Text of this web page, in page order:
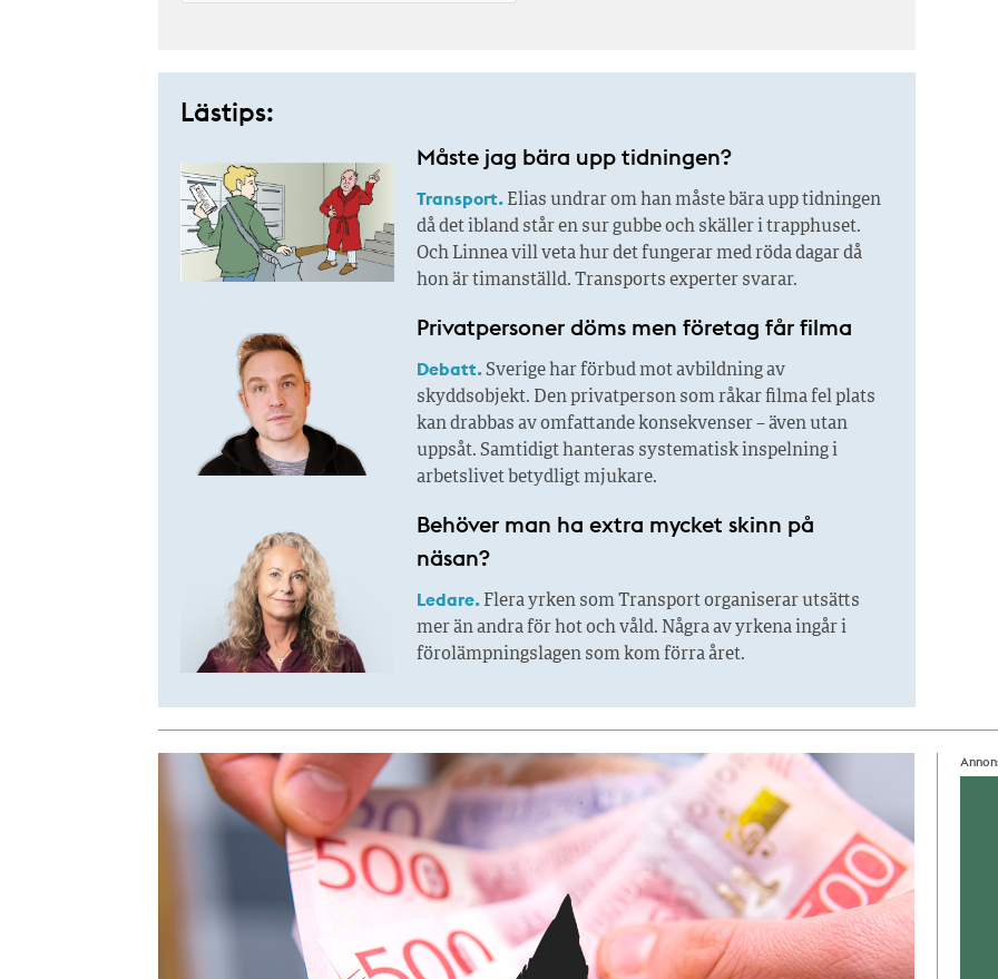
Lästips:
Måste jag bära upp tidningen?
Transport.Elias undrar om han måste bära upp tidningen
då det ibland står en sur gubbe och skäller i trapphuset.
Och Linnea vill veta hur det fungerar med röda dagar då
hon är timanställd. Transports experter svarar.
Privatpersoner döms men företag får filma
Debatt.Sverige har förbud mot avbildning av
skyddsobjekt. Den privatperson som råkar filma fel plats
kan drabbas av omfattande konsekvenser – även utan
uppsåt. Samtidigt hanteras systematisk inspelning i
arbetslivet betydligt mjukare.
Behöver man ha extra mycket skinn på
näsan?
Ledare.Flera yrken som Transport organiserar utsätts
mer än andra för hot och våld. Några av yrkena ingår i
förolämpningslagen som kom förra året.